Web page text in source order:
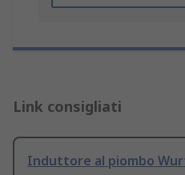
Link consigliati
Induttore al piombo